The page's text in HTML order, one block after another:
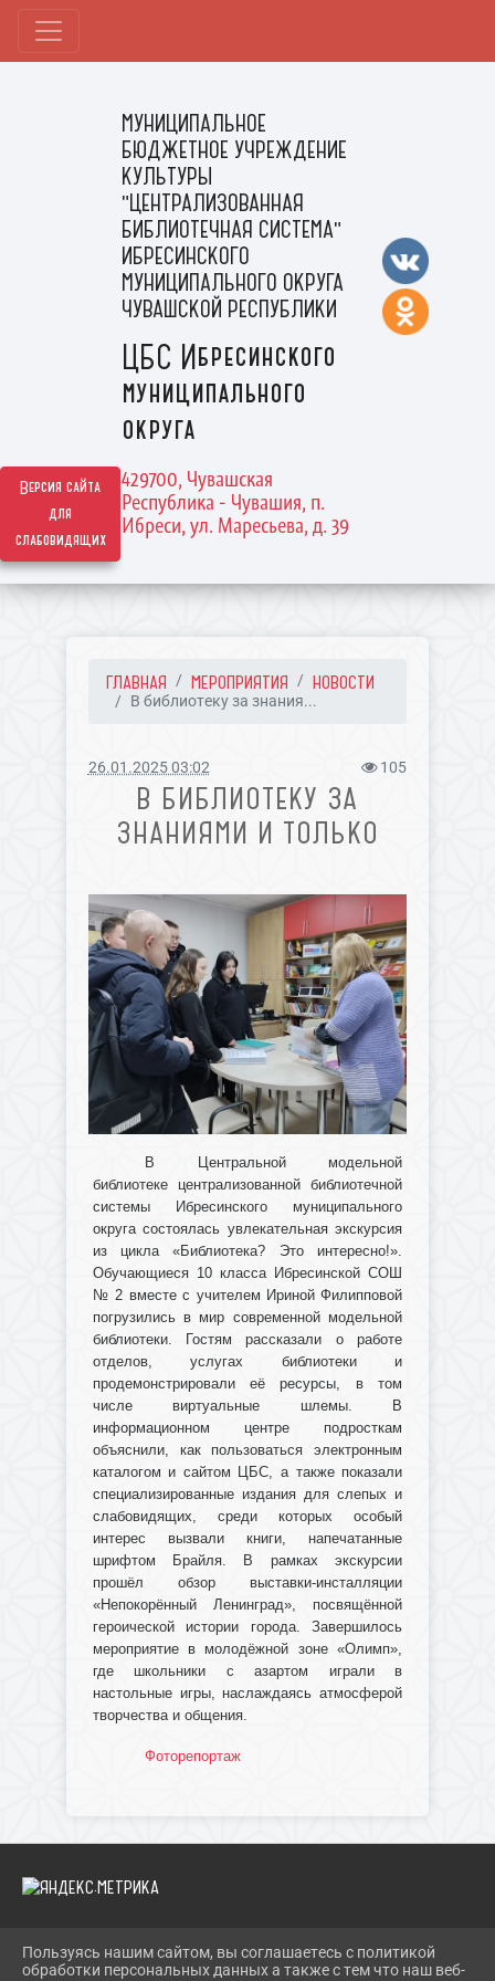
Версия сайта
для
слабовидящих
МУНИЦИПАЛЬНОЕ
БЮДЖЕТНОЕ УЧРЕЖДЕНИЕ
КУЛЬТУРЫ
"ЦЕНТРАЛИЗОВАННАЯ
БИБЛИОТЕЧНАЯ СИСТЕМА"
ИБРЕСИНСКОГО
МУНИЦИПАЛЬНОГО ОКРУГА
ЧУВАШСКОЙ РЕСПУБЛИКИ
ЦБС Ибресинского
муниципального
округа
429700, Чувашская
Республика - Чувашия, п.
Ибреси, ул. Маресьева, д. 39
ГЛАВНАЯ МЕРОПРИЯТИЯ НОВОСТИ
В библиотеку за знания...
26.01.2025 03:02 105
В БИБЛИОТЕКУ ЗА
ЗНАНИЯМИ И ТОЛЬКО
В Центральной модельной
библиотеке централизованной библиотечной
системы Ибресинского муниципального
округа состоялась увлекательная экскурсия
из цикла «Библиотека? Это интересно!».
Обучающиеся 10 класса Ибресинской СОШ
№ 2 вместе с учителем Ириной Филипповой
погрузились в мир современной модельной
библиотеки. Гостям рассказали о работе
отделов, услугах библиотеки и
продемонстрировали её ресурсы, в том
числе виртуальные шлемы. В
информационном центре подросткам
объяснили, как пользоваться электронным
каталогом и сайтом ЦБС, а также показали
специализированные издания для слепых и
слабовидящих, среди которых особый
интерес вызвали книги, напечатанные
шрифтом Брайля. В рамках экскурсии
прошёл обзор выставки-инсталляции
«Непокорённый Ленинград», посвящённой
героической истории города. Завершилось
мероприятие в молодёжной зоне «Олимп»,
где школьники с азартом играли в
настольные игры, наслаждаясь атмосферой
творчества и общения.
Фоторепортаж
2026 Г. IBRBIB.RU
Пользуясь нашим сайтом, вы соглашаетесь с политикой
обработки персональных данных а также с тем что наш веб-